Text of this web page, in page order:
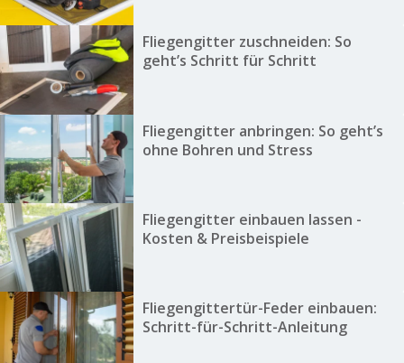
Fliegengitter zuschneiden: So
geht’s Schritt für Schritt
Fliegengitter anbringen: So geht’s
ohne Bohren und Stress
Fliegengitter einbauen lassen -
Kosten & Preisbeispiele
Fliegengittertür-Feder einbauen:
Schritt-für-Schritt-Anleitung